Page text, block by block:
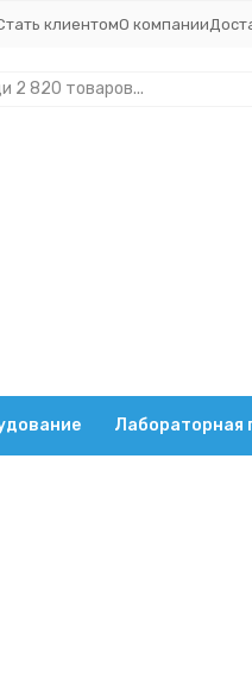
клиентомО компании
Лабораторная